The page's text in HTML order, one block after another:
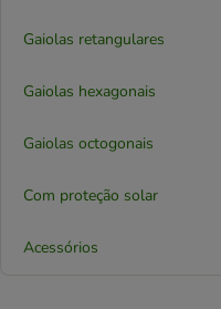
Gaiolas retangulares
Gaiolas hexagonais
Gaiolas octogonais
Com proteção solar
Acessórios